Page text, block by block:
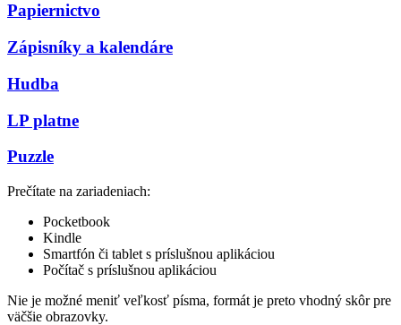
Papiernictvo
Zápisníky a kalendáre
Hudba
LP platne
Puzzle
Prečítate na zariadeniach:
Pocketbook
Kindle
Smartfón či tablet s príslušnou aplikáciou
Počítač s príslušnou aplikáciou
Nie je možné meniť veľkosť písma, formát je preto vhodný skôr pre
väčšie obrazovky.